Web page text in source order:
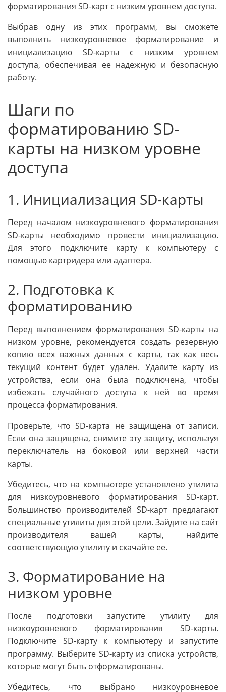
форматирования SD-карт с низким уровнем доступа.
Выбрав одну из этих программ, вы сможете
выполнить низкоуровневое форматирование и
инициализацию SD-карты с низким уровнем
доступа, обеспечивая ее надежную и безопасную
работу.
Шаги по
форматированию SD-
карты на низком уровне
доступа
1. Инициализация SD-карты
Перед началом низкоуровневого форматирования
SD-карты необходимо провести инициализацию.
Для этого подключите карту к компьютеру с
помощью картридера или адаптера.
2. Подготовка к
форматированию
Перед выполнением форматирования SD-карты на
низком уровне, рекомендуется создать резервную
копию всех важных данных с карты, так как весь
текущий контент будет удален. Удалите карту из
устройства, если она была подключена, чтобы
избежать случайного доступа к ней во время
процесса форматирования.
Проверьте, что SD-карта не защищена от записи.
Если она защищена, снимите эту защиту, используя
переключатель на боковой или верхней части
карты.
Убедитесь, что на компьютере установлено утилита
для низкоуровневого форматирования SD-карт.
Большинство производителей SD-карт предлагают
специальные утилиты для этой цели. Зайдите на сайт
производителя вашей карты, найдите
соответствующую утилиту и скачайте ее.
3. Форматирование на
низком уровне
После подготовки запустите утилиту для
низкоуровневого форматирования SD-карты.
Подключите SD-карту к компьютеру и запустите
программу. Выберите SD-карту из списка устройств,
которые могут быть отформатированы.
Убедитесь, что выбрано низкоуровневое